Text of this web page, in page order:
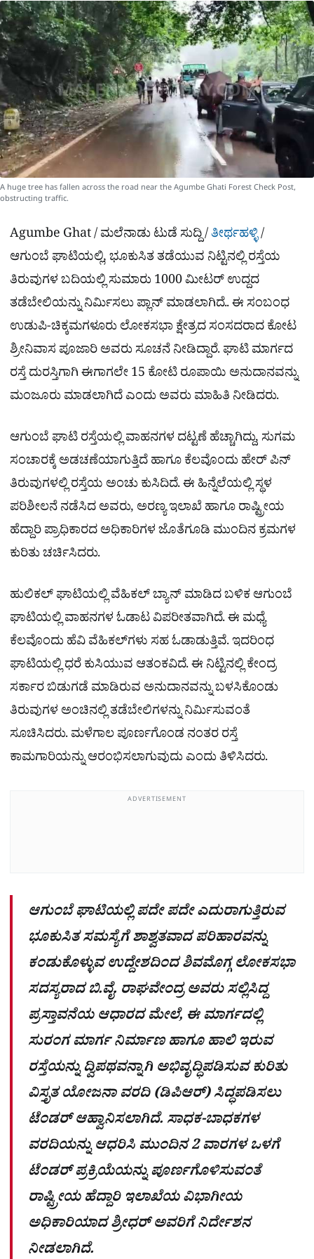
p
p
o
k
a
m
a
r
e
A huge tree has fallen across the road near the Agumbe Ghati Forest Check Post,
obstructing traffic.
Agumbe Ghat / ಮಲೆನಾಡು ಟುಡೆ ಸುದ್ದಿ /ತೀರ್ಥಹಳ್ಳಿ/
ಆಗುಂಬೆ ಘಾಟಿಯಲ್ಲಿ, ಭೂಕುಸಿತ ತಡೆಯುವ ನಿಟ್ಟಿನಲ್ಲಿ ರಸ್ತೆಯ
ತಿರುವುಗಳ ಬದಿಯಲ್ಲಿ ಸುಮಾರು 1000 ಮೀಟರ್ ಉದ್ದದ
ತಡೆಬೇಲಿಯನ್ನು ನಿರ್ಮಿಸಲು ಪ್ಲಾನ್ ಮಾಡಲಾಗಿದೆ.. ಈ ಸಂಬಂಧ
ಉಡುಪಿ-ಚಿಕ್ಕಮಗಳೂರು ಲೋಕಸಭಾ ಕ್ಷೇತ್ರದ ಸಂಸದರಾದ ಕೋಟ
ಶ್ರೀನಿವಾಸ ಪೂಜಾರಿ ಅವರು ಸೂಚನೆ ನೀಡಿದ್ದಾರೆ. ಘಾಟಿ ಮಾರ್ಗದ
ರಸ್ತೆ ದುರಸ್ತಿಗಾಗಿ ಈಗಾಗಲೇ 15 ಕೋಟಿ ರೂಪಾಯಿ ಅನುದಾನವನ್ನು
ಮಂಜೂರು ಮಾಡಲಾಗಿದೆ ಎಂದು ಅವರು ಮಾಹಿತಿ ನೀಡಿದರು.
ಆಗುಂಬೆ ಘಾಟಿ ರಸ್ತೆಯಲ್ಲಿ ವಾಹನಗಳ ದಟ್ಟಣೆ ಹೆಚ್ಚಾಗಿದ್ದು, ಸುಗಮ
ಸಂಚಾರಕ್ಕೆ ಅಡಚಣೆಯಾಗುತ್ತಿದೆ ಹಾಗೂ ಕೆಲವೊಂದು ಹೇರ್​ ಪಿನ್​
ತಿರುವುಗಳಲ್ಲಿ ರಸ್ತೆಯ ಅಂಚು ಕುಸಿದಿದೆ. ಈ ಹಿನ್ನೆಲೆಯಲ್ಲಿ ಸ್ಥಳ
ಪರಿಶೀಲನೆ ನಡೆಸಿದ ಅವರು, ಅರಣ್ಯ ಇಲಾಖೆ ಹಾಗೂ ರಾಷ್ಟ್ರೀಯ
ಹೆದ್ದಾರಿ ಪ್ರಾಧಿಕಾರದ ಅಧಿಕಾರಿಗಳ ಜೊತೆಗೂಡಿ ಮುಂದಿನ ಕ್ರಮಗಳ
ಕುರಿತು ಚರ್ಚಿಸಿದರು.
ಹುಲಿಕಲ್ ಘಾಟಿಯಲ್ಲಿ ವೆಹಿಕಲ್​ ಬ್ಯಾನ್​ ಮಾಡಿದ ಬಳಿಕ ಆಗುಂಬೆ
ಘಾಟಿಯಲ್ಲಿ ವಾಹನಗಳ ಓಡಾಟ ವಿಪರೀತವಾಗಿದೆ. ಈ ಮಧ್ಯೆ
ಕೆಲವೊಂದು ಹೆವಿ ವೆಹಿಕಲ್​ಗಳು ಸಹ ಓಡಾಡುತ್ತಿವೆ. ಇದರಿಂಧ
ಘಾಟಿಯಲ್ಲಿ ಧರೆ ಕುಸಿಯುವ ಆತಂಕವಿದೆ. ಈ ನಿಟ್ಟಿನಲ್ಲಿ ಕೇಂದ್ರ
ಸರ್ಕಾರ ಬಿಡುಗಡೆ ಮಾಡಿರುವ ಅನುದಾನವನ್ನು ಬಳಸಿಕೊಂಡು
ತಿರುವುಗಳ ಅಂಚಿನಲ್ಲಿ ತಡೆಬೇಲಿಗಳನ್ನು ನಿರ್ಮಿಸುವಂತೆ
ಸೂಚಿಸಿದರು. ಮಳೆಗಾಲ ಪೂರ್ಣಗೊಂಡ ನಂತರ ರಸ್ತೆ
ಕಾಮಗಾರಿಯನ್ನು ಆರಂಭಿಸಲಾಗುವುದು ಎಂದು ತಿಳಿಸಿದರು.
ADVERTISEMENT
ಆಗುಂಬೆ ಘಾಟಿಯಲ್ಲಿ ಪದೇ ಪದೇ ಎದುರಾಗುತ್ತಿರುವ
ಭೂಕುಸಿತ ಸಮಸ್ಯೆಗೆ ಶಾಶ್ವತವಾದ ಪರಿಹಾರವನ್ನು
ಕಂಡುಕೊಳ್ಳುವ ಉದ್ದೇಶದಿಂದ ಶಿವಮೊಗ್ಗ ಲೋಕಸಭಾ
ಸದಸ್ಯರಾದ ಬಿ.ವೈ. ರಾಘವೇಂದ್ರ ಅವರು ಸಲ್ಲಿಸಿದ್ದ
ಪ್ರಸ್ತಾವನೆಯ ಆಧಾರದ ಮೇಲೆ, ಈ ಮಾರ್ಗದಲ್ಲಿ
ಸುರಂಗ ಮಾರ್ಗ ನಿರ್ಮಾಣ ಹಾಗೂ ಹಾಲಿ ಇರುವ
ರಸ್ತೆಯನ್ನು ದ್ವಿಪಥವನ್ನಾಗಿ ಅಭಿವೃದ್ಧಿಪಡಿಸುವ ಕುರಿತು
ವಿಸ್ತೃತ ಯೋಜನಾ ವರದಿ (ಡಿಪಿಆರ್) ಸಿದ್ಧಪಡಿಸಲು
ಟೆಂಡರ್ ಆಹ್ವಾನಿಸಲಾಗಿದೆ. ಸಾಧಕ-ಬಾಧಕಗಳ
ವರದಿಯನ್ನು ಆಧರಿಸಿ ಮುಂದಿನ 2 ವಾರಗಳ ಒಳಗೆ
ಟೆಂಡರ್ ಪ್ರಕ್ರಿಯೆಯನ್ನು ಪೂರ್ಣಗೊಳಿಸುವಂತೆ
ರಾಷ್ಟ್ರೀಯ ಹೆದ್ದಾರಿ ಇಲಾಖೆಯ ವಿಭಾಗೀಯ
ಅಧಿಕಾರಿಯಾದ ಶ್ರೀಧರ್ ಅವರಿಗೆ ನಿರ್ದೇಶನ
ನೀಡಲಾಗಿದೆ.